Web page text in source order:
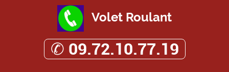
Volet Roulant
✆ 09.72.10.77.19